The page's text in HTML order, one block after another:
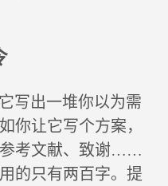
写出一堆你以为需
你让它写个方案，
考文献、致谢……
的只有两百字。提